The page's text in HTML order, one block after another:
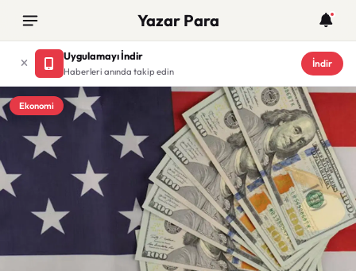
Yazar Para
Uygulamayı İndir
Haberleri anında takip edin
İndir
Ekonomi